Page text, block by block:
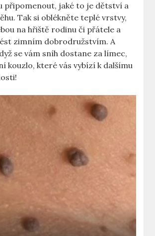
připomenout, jaké to je dětství⁢ a
Tak⁣ si oblékněte teplé ⁤vrstvy,
na‍ hřiště rodinu či přátele a​
zimním⁣ dobrodružstvím.⁣ A
se vám​ sníh dostane za límec,
kouzlo,⁤ které ⁤vás vybízí ⁢k dalšímu